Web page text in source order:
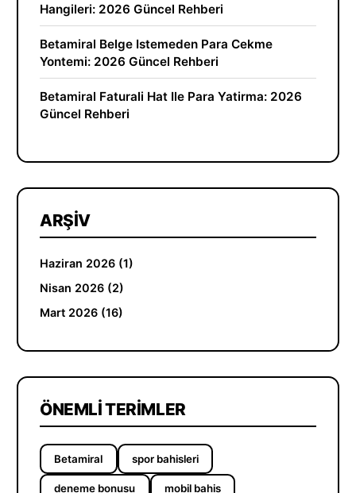
Hangileri: 2026 Güncel Rehberi
Betamiral Belge Istemeden Para Cekme
Yontemi: 2026 Güncel Rehberi
Betamiral Faturali Hat Ile Para Yatirma: 2026
Güncel Rehberi
ARŞIV
Haziran 2026 (1)
Nisan 2026 (2)
Mart 2026 (16)
ÖNEMLI TERIMLER
Betamiral spor bahisleri
deneme bonusu mobil bahis